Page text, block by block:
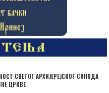
СВЕТОГ АРХИЈЕРЕЈСКОГ СИНОДА
ЦРКВЕ